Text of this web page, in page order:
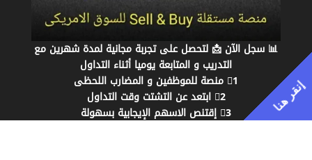
📊 سجل الآن 📩 لتحصل على تجربة مجانية لمدة شهرين مع
التدريب و المتابعة يوميا أثناء التداول
1⃣ منصة للموظفين و المضارب اللحظى
2⃣ ابتعد عن التشتت وقت التداول
3⃣ إقتنص الاسهم الإيجابية بسهولة
إنقر هنا